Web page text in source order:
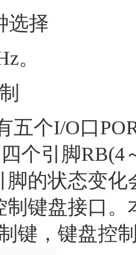
选择
。
五个I/O口
个引脚RB(4
脚的状态变
制键盘接口
键，键盘控